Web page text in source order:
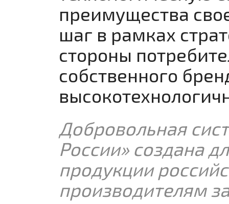
преимущества
шаг в рамках
стороны
собственного
Добровольная
России» создана
продукции
производителям